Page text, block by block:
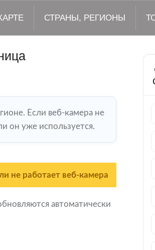
СТРАНЫ, РЕГИОНЫ
Если веб-камера не
он уже используется.
не работает веб-камера
автоматически